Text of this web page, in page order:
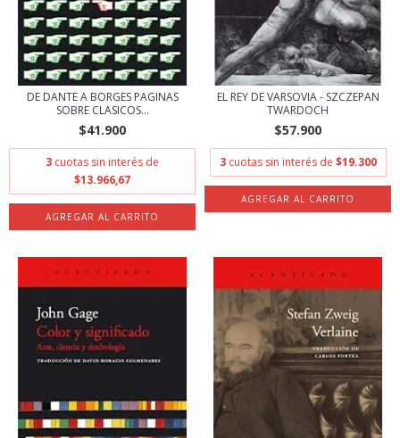
DE DANTE A BORGES PAGINAS
SOBRE CLASICOS...
$41.900
3 cuotas sin interés de
$13.966,67
EL REY DE VARSOVIA - SZCZEPAN
TWARDOCH
$57.900
3 cuotas sin interés de $19.300